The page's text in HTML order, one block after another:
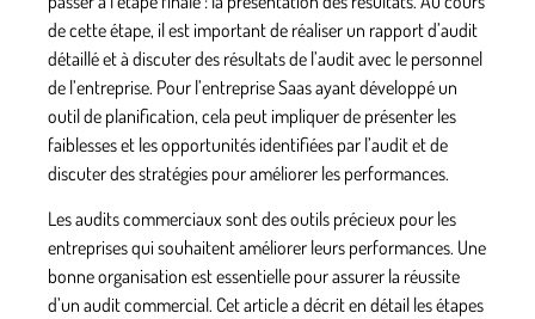
de cette étape, il est important de réaliser un rapport d’audit
détailléet à discuter des résultats de l’auditavec le personnel
de l’entreprise. Pour l’entreprise Saas ayant développé un
outil de planification, cela peut impliquer de présenter les
faiblesses et les opportunités identifiées par l’audit et de
discuter des stratégies pour améliorer les performances.
Les audits commerciaux sont des outils précieux pour les
entreprises qui souhaitent améliorer leurs performances. Une
bonne organisation est essentielle pour assurer la réussite
d’un audit commercial. Cet article a décrit en détail les étapes